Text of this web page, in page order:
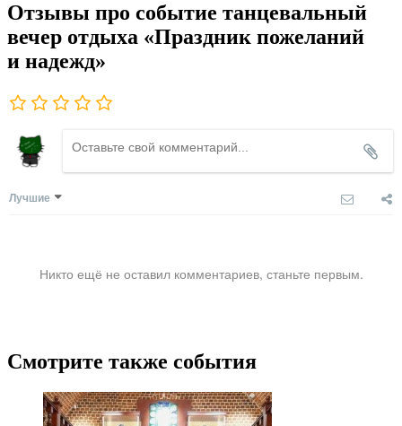
Отзывы про событие танцевальный
вечер отдыха «Праздник пожеланий
и надежд»
Лучшие
Никто ещё не оставил комментариев, станьте первым.
Смотрите также события